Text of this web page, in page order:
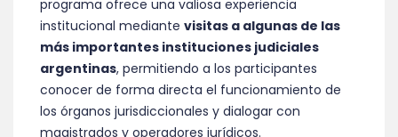
programa ofrece una valiosa experiencia
institucional mediante visitas a algunas de las
más importantes instituciones judiciales
argentinas, permitiendo a los participantes
conocer de forma directa el funcionamiento de
los órganos jurisdiccionales y dialogar con
magistrados y operadores jurídicos.